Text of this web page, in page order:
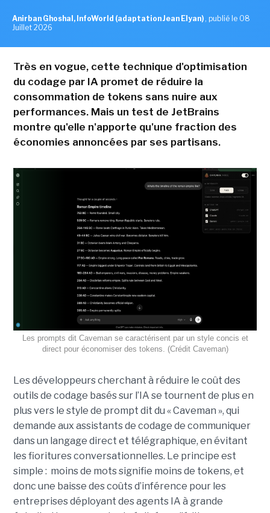
Anirban Ghoshal, InfoWorld (adaptation Jean Elyan) , publié le 08
Juillet 2026
Très en vogue, cette technique d'optimisation
du codage par IA promet de réduire la
consommation de tokens sans nuire aux
performances. Mais un test de JetBrains
montre qu'elle n'apporte qu'une fraction des
économies annoncées par ses partisans.
Les prompts dit Caveman se caractérisent par un style concis et
direct pour économiser des tokens. (Crédit Caveman)
Les développeurs cherchant à réduire le coût des
outils de codage basés sur l’IA se tournent de plus en
plus vers le style de prompt dit du « Caveman », qui
demande aux assistants de codage de communiquer
dans un langage direct et télégraphique, en évitant
les fioritures conversationnelles. Le principe est
simple : moins de mots signifie moins de tokens, et
donc une baisse des coûts d’inférence pour les
entreprises déployant des agents IA à grande